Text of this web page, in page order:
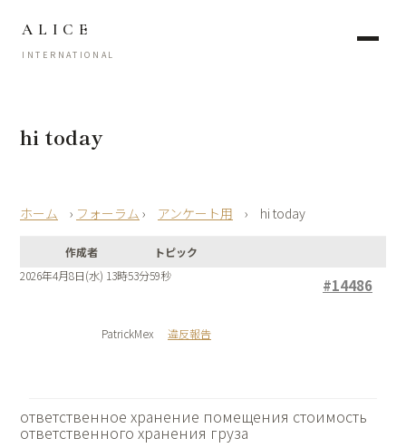
ALICE
INTERNATIONAL
hi today
› フォーラム › アンケート用 › hi today
作成者
トピック
2026年4月8日(水) 13時53分59秒
#14486
PatrickMex 違反報告
ответственное хранение помещения стоимость
ответственного хранения груза